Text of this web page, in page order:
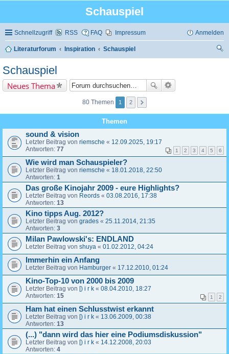
Schauspiel
Schnellzugriff RSS FAQ Impressum Anmelden
Literaturforum Inspiration
Schauspiel
Schauspiel
Neues Thema
80 Themen 1 2
Themen
sound & vision
Letzter Beitrag von riemsche « 12.09.2025, 19:17
Antworten: 77 1 2 3 4 5 6
Wie wird man Schauspieler?
Letzter Beitrag von riemsche « 18.01.2018, 22:50
Antworten: 1
Das große Kinojahr 2009 - eure Highlights?
Letzter Beitrag von Reords « 03.08.2016, 17:38
Antworten: 13
Kino tipps Aug. 2012?
Letzter Beitrag von grades « 25.11.2014, 21:35
Antworten: 3
Milan Pawlowski's: ENDLAND
Letzter Beitrag von shuya « 01.02.2012, 04:24
Immerhin ein Anfang
Letzter Beitrag von Hamburger « 17.12.2010, 01:24
Kino-Top-10 von 2000 bis 2009
Letzter Beitrag von [) i r k « 08.04.2010, 18:27
Antworten: 15 1 2
Ham hat einen Schlusstwist erkannt
Letzter Beitrag von [) i r k « 13.06.2009, 00:38
Antworten: 13
(...) "dann wird das hier eine Podiumsdiskussion"
Letzter Beitrag von [) i r k « 14.12.2008, 20:03
Antworten: 4